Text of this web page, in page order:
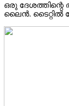
ഒരു ദേശത്തിന്റെ
ലൈൻ. ടൈറ്റിൽ